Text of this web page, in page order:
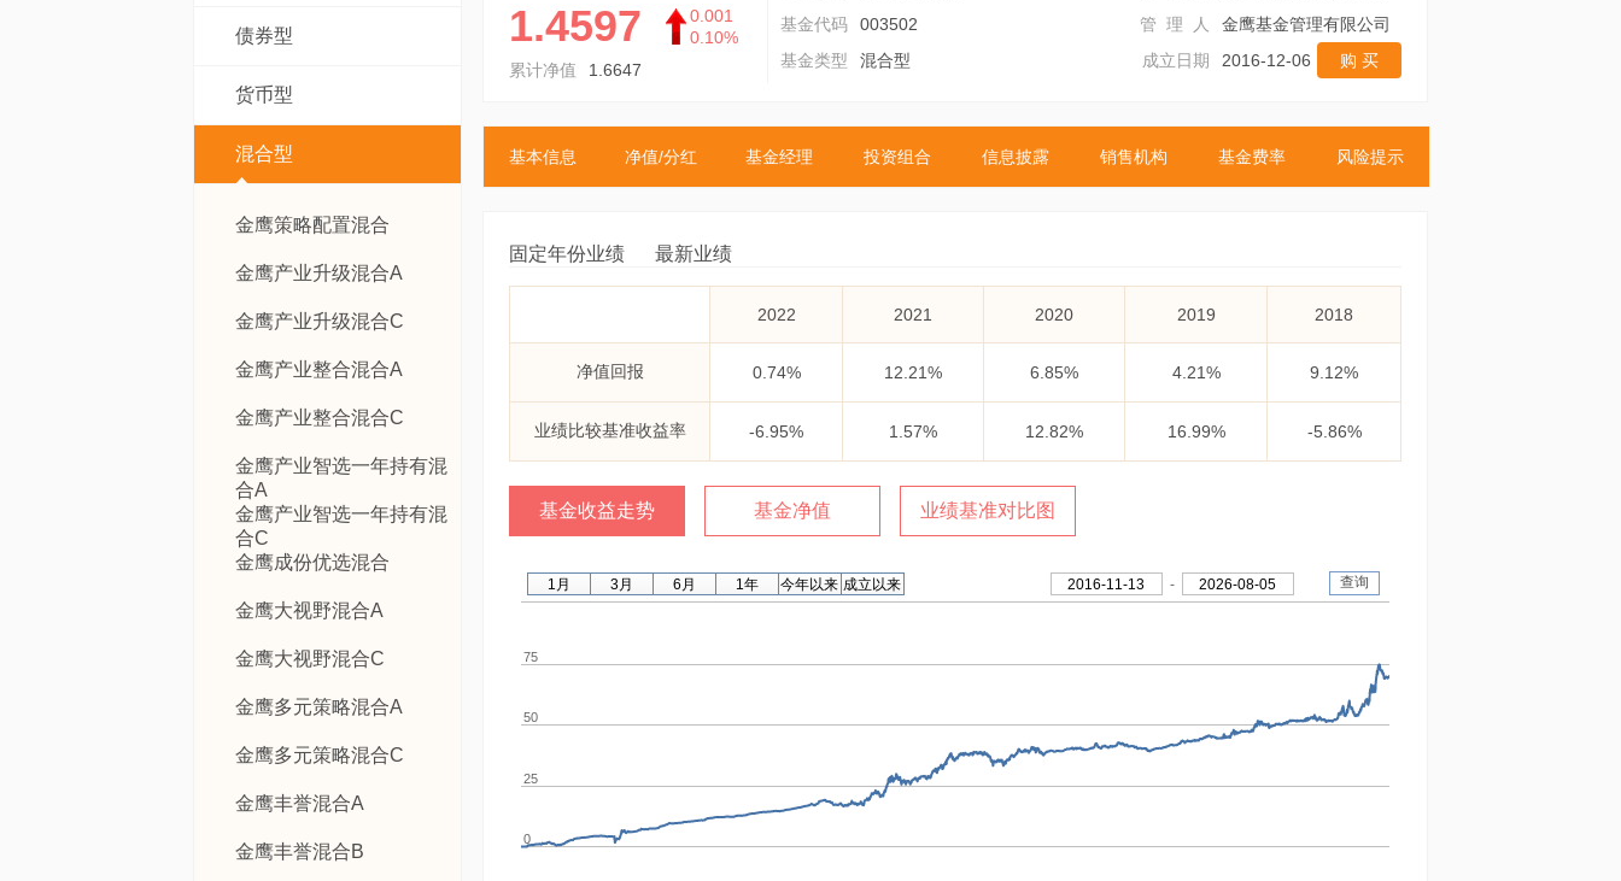
债券型
货币型
混合型
金鹰策略配置混合
金鹰产业升级混合A
金鹰产业升级混合C
金鹰产业整合混合A
金鹰产业整合混合C
金鹰产业智选一年持有混
合A
金鹰产业智选一年持有混
合C
金鹰成份优选混合
金鹰大视野混合A
金鹰大视野混合C
金鹰多元策略混合A
金鹰多元策略混合C
金鹰丰誉混合A
金鹰丰誉混合B
1.4597
0.001
0.10%
累计净值
1.6647
基金代码
003502
基金类型
混合型
管 理 人
金鹰基金管理有限公司
成立日期
2016-12-06 购 买
基本信息 净值/分红 基金经理 投资组合 信息披露 销售机构 基金费率 风险提示
固定年份业绩 最新业绩
2022 2021 2020 2019 2018
净值回报 0.74% 12.21% 6.85% 4.21% 9.12%
业绩比较基准收益率 -6.95% 1.57% 12.82% 16.99% -5.86%
基金收益走势 基金净值 业绩基准对比图
查询
2016-11-13 - 2026-08-05
0
25
50
75
1月 3月 6月 1年 今年以来 成立以来